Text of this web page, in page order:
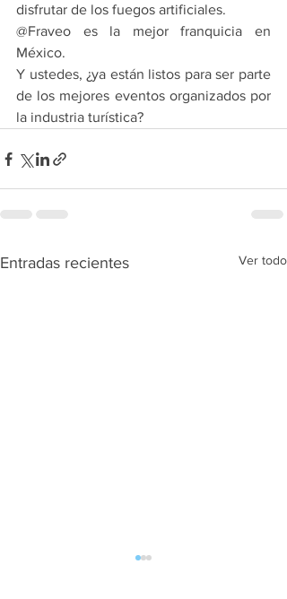
disfrutar de los fuegos artificiales.
@Fraveo es la mejor franquicia en
México.
Y ustedes, ¿ya están listos para ser parte
de los mejores eventos organizados por
la industria turística?
Entradas recientes Ver todo